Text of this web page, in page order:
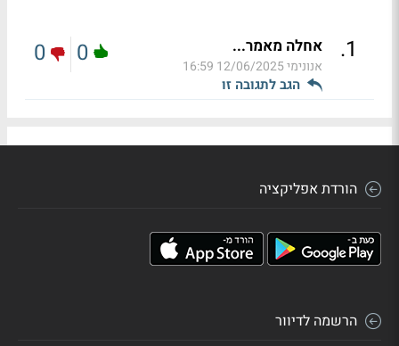
1
. אחלה מאמר...
אנונימי12/06/2025 16:59
הגב לתגובה זו
0
0
הורדת אפליקציה
הרשמה לדיוור